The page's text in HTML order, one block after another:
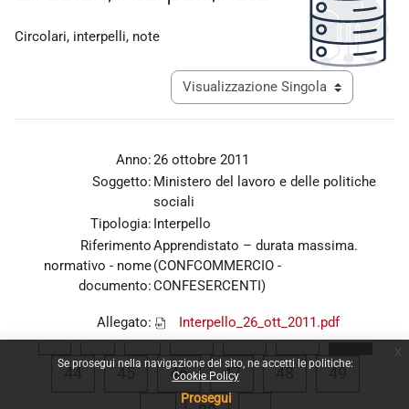
Se prosegui nella navigazione del sito, ne accetti le politiche:
Cookie Policy
Prosegui
Circolari, interpelli, note
Navigazione terziaria modalità
Anno:26 ottobre 2011
Soggetto: Ministero del lavoro e delle politiche
sociali
Tipologia: Interpello
Riferimento
normativo - nome
documento:
Apprendistato – durata massima.
(CONFCOMMERCIO -
CONFESERCENTI)
Allegato: Interpello_26_ott_2011.pdf
« Pagina precedente
1 Pagina 1
… 40 Pagina 40
41 Pagina 41
42 Pagina 42
43
44Pagina 44
45Pagina 45
46Pagina 46
47Pagina 47
48Pagina 48
49Pagina